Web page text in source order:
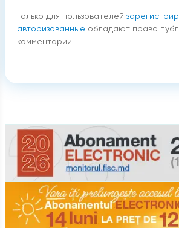
Только для пользователей
авторизованные обладают право
комментарии